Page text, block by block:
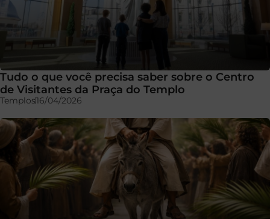
Tudo o que você precisa saber sobre o Centro
de Visitantes da Praça do Templo
Templos16/04/2026